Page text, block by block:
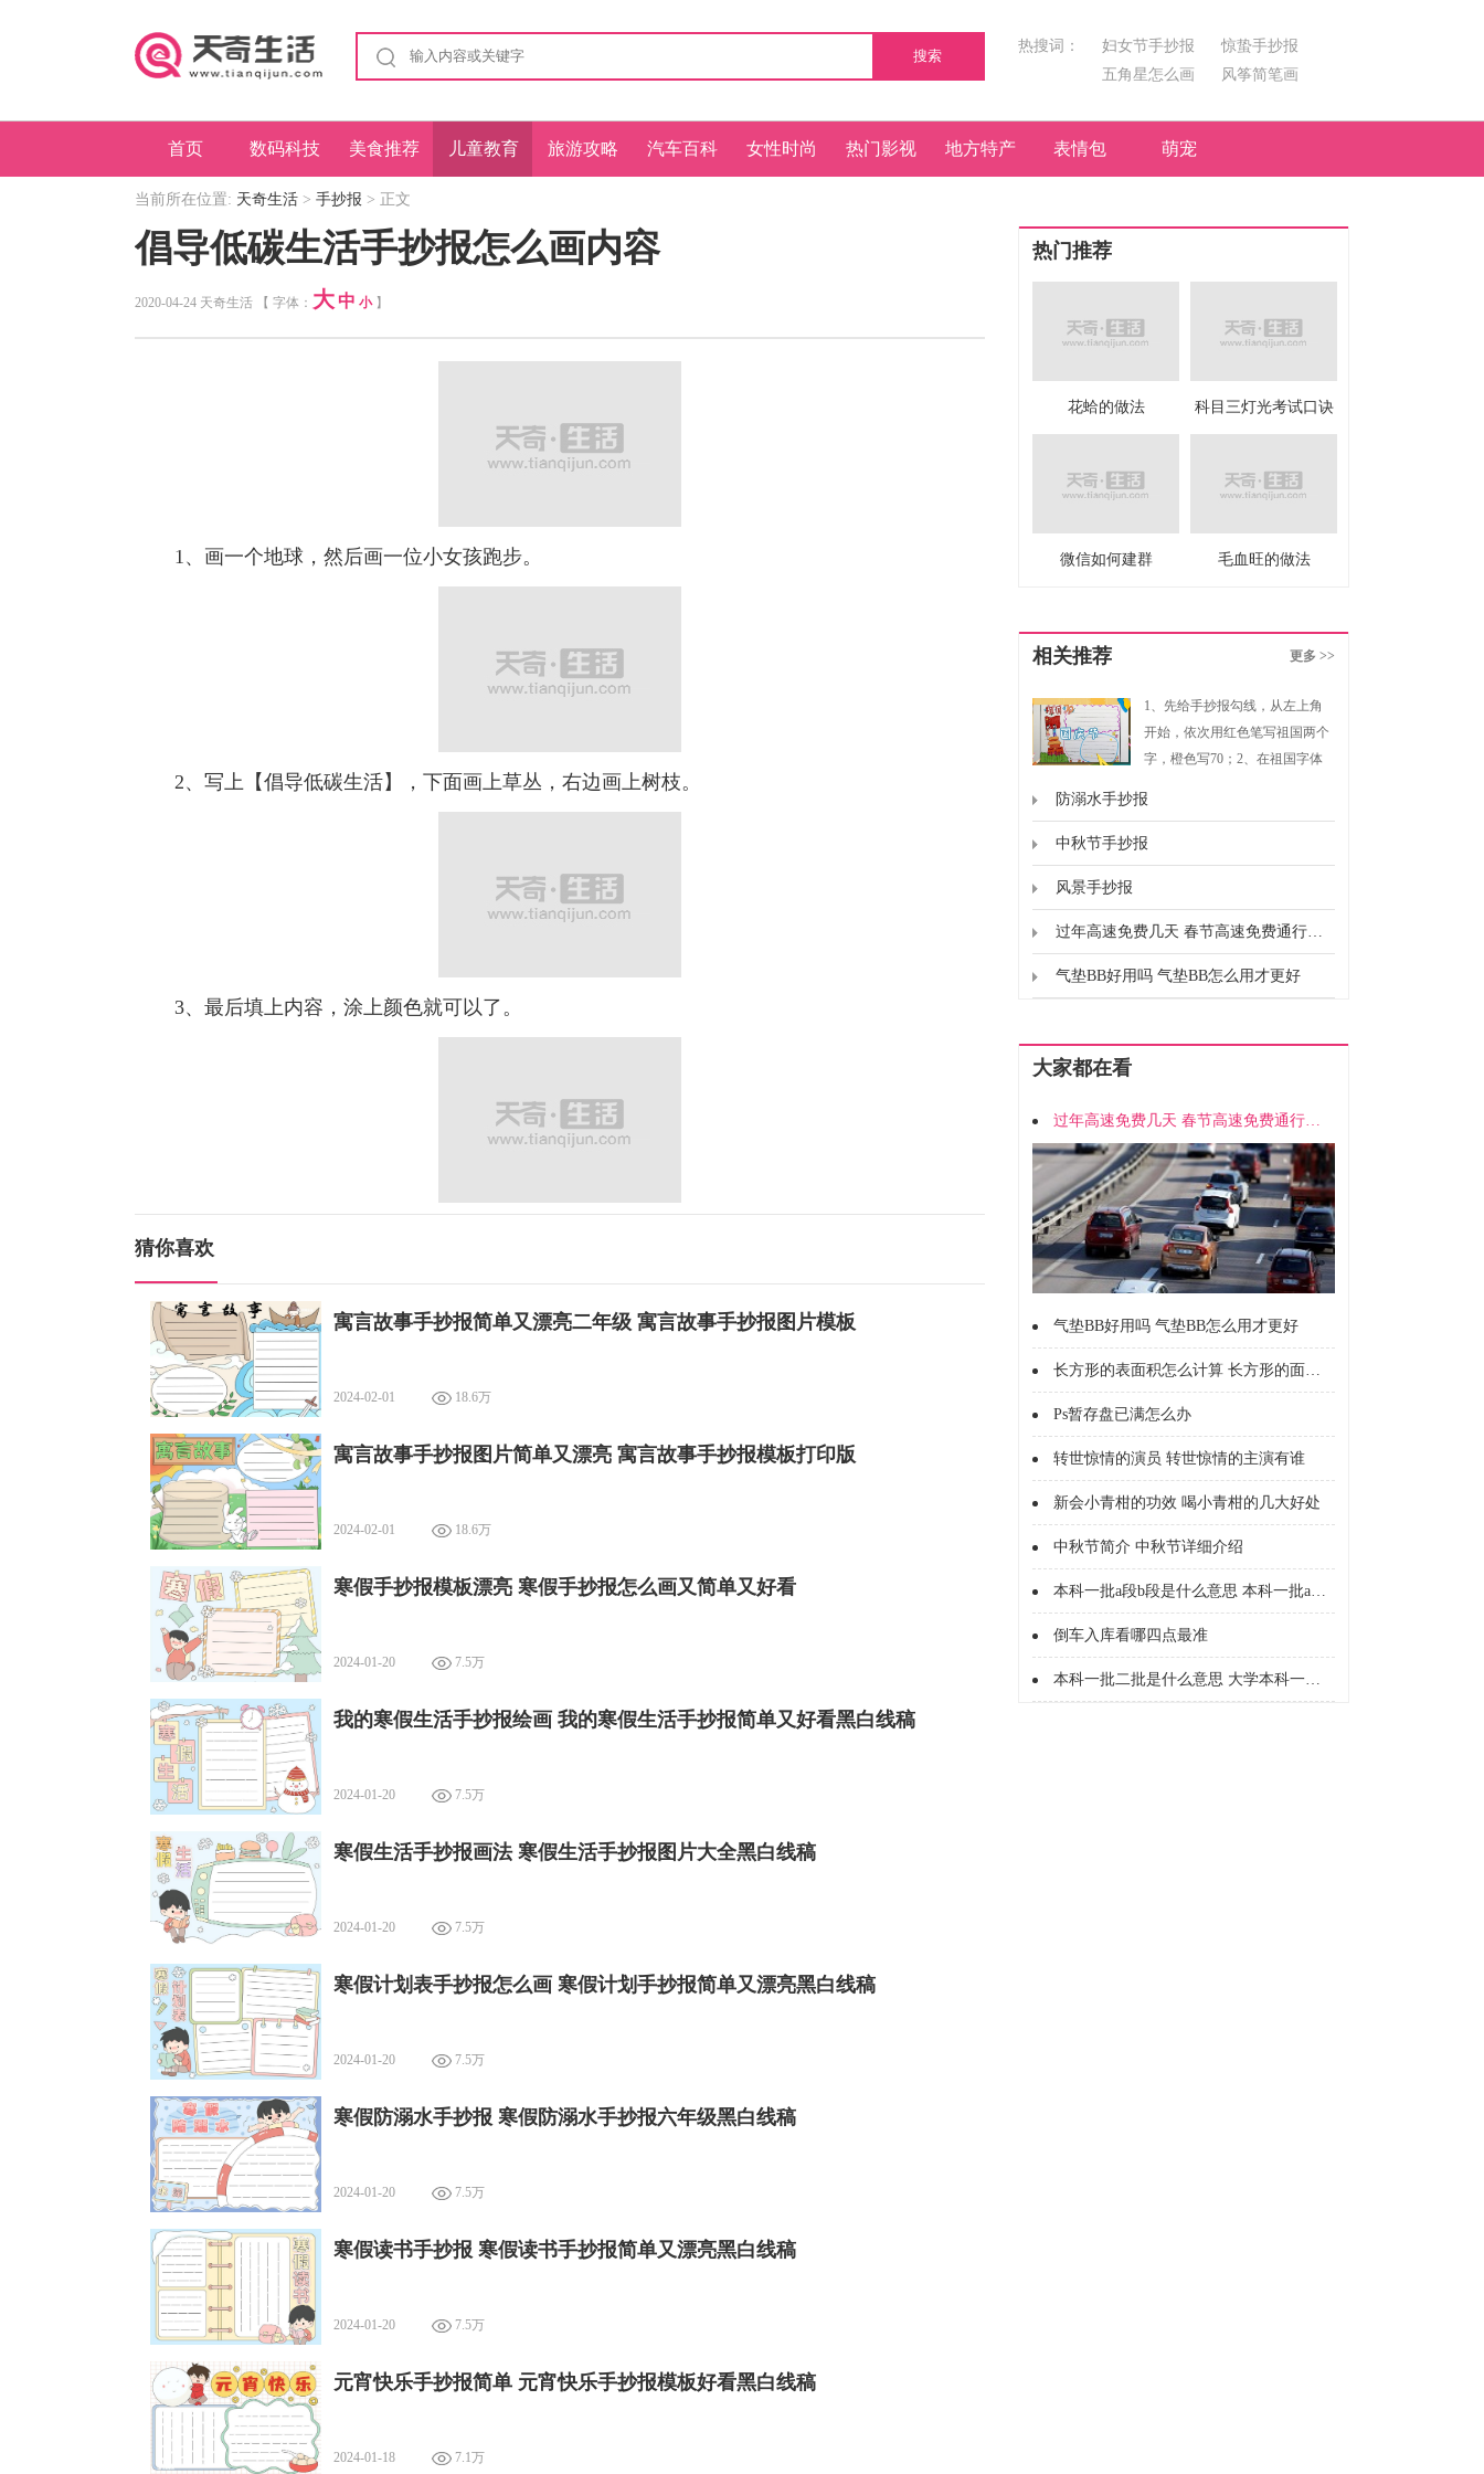
搜索
热搜词： 妇女节手抄报
惊蛰手抄报
五角星怎么画
风筝简笔画
首页 数码科技 美食推荐 儿童教育 旅游攻略 汽车百科 女性时尚 热门影视 地方特产 表情包 萌宠
当前所在位置: 天奇生活 > 手抄报 > 正文
倡导低碳生活手抄报怎么画内容
2020-04-24 天奇生活 【 字体： 大 中 小】
1、画一个地球，然后画一位小女孩跑步。
2、写上【倡导低碳生活】，下面画上草丛，右边画上树枝。
3、最后填上内容，涂上颜色就可以了。
猜你喜欢
寓言故事手抄报简单又漂亮二年级 寓言故事手抄报图片模板
2024-02-01 18.6万
寓言故事手抄报图片简单又漂亮 寓言故事手抄报模板打印版
2024-02-01 18.6万
寒假手抄报模板漂亮 寒假手抄报怎么画又简单又好看
2024-01-20 7.5万
我的寒假生活手抄报绘画 我的寒假生活手抄报简单又好看黑白线稿
2024-01-20 7.5万
寒假生活手抄报画法 寒假生活手抄报图片大全黑白线稿
2024-01-20 7.5万
寒假计划表手抄报怎么画 寒假计划手抄报简单又漂亮黑白线稿
2024-01-20 7.5万
寒假防溺水手抄报 寒假防溺水手抄报六年级黑白线稿
2024-01-20 7.5万
寒假读书手抄报 寒假读书手抄报简单又漂亮黑白线稿
2024-01-20 7.5万
元宵快乐手抄报简单 元宵快乐手抄报模板好看黑白线稿
2024-01-18 7.1万
热门推荐
花蛤的做法 科目三灯光考试口诀
微信如何建群 毛血旺的做法
相关推荐 更多 >>
1、先给手抄报勾线，从左上角
开始，依次用红色笔写祖国两个
字，橙色写70；2、在祖国字体
叶子、草丛、波浪线等装饰物；
4、最后用不同的颜色进行填
防溺水手抄报
中秋节手抄报
风景手抄报
过年高速免费几天 春节高速免费通行时间
气垫BB好用吗 气垫BB怎么用才更好
大家都在看
过年高速免费几天 春节高速免费通行时间
气垫BB好用吗 气垫BB怎么用才更好
长方形的表面积怎么计算 长方形的面积怎么计算的
Ps暂存盘已满怎么办
转世惊情的演员 转世惊情的主演有谁
新会小青柑的功效 喝小青柑的几大好处
中秋节简介 中秋节详细介绍
本科一批a段b段是什么意思 本科一批a段b段什么意思
倒车入库看哪四点最准
本科一批二批是什么意思 大学本科一批二批是什么意思